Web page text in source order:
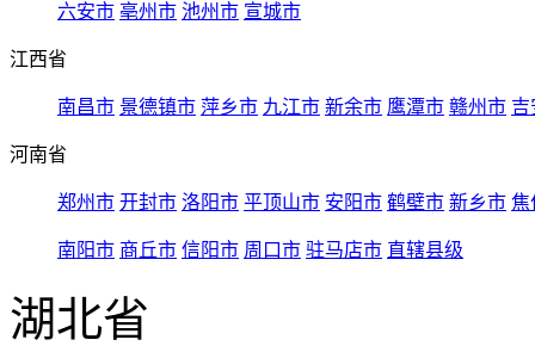
六安市 亳州市 池州市 宣城市
江西省
南昌市 景德镇市 萍乡市 九江市 新余市 鹰潭市 赣州市 吉
河南省
郑州市 开封市 洛阳市 平顶山市 安阳市 鹤壁市 新乡市 焦
南阳市 商丘市 信阳市 周口市 驻马店市 直辖县级
湖北省